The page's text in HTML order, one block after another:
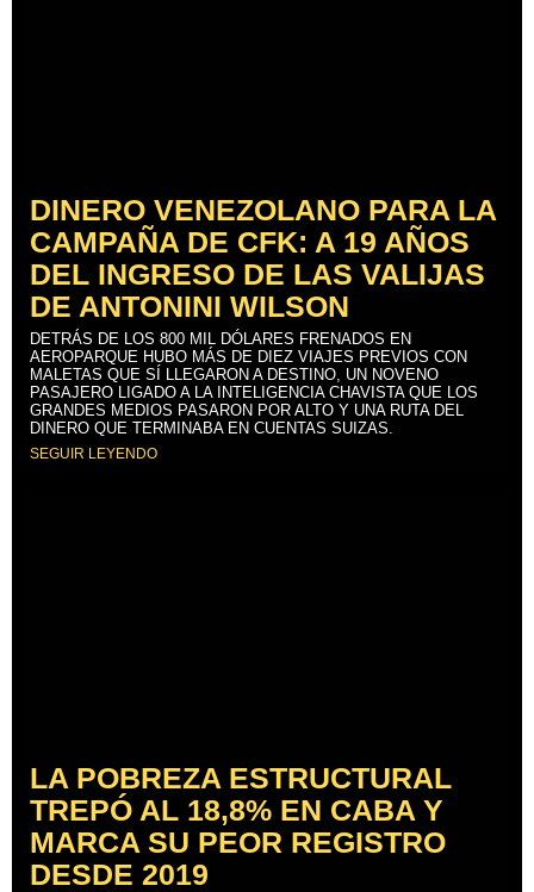
DINERO VENEZOLANO PARA LA
CAMPAÑA DE CFK: A 19 AÑOS
DEL INGRESO DE LAS VALIJAS
DE ANTONINI WILSON
DETRÁS DE LOS 800 MIL DÓLARES FRENADOS EN
AEROPARQUE HUBO MÁS DE DIEZ VIAJES PREVIOS CON
MALETAS QUE SÍ LLEGARON A DESTINO, UN NOVENO
PASAJERO LIGADO A LA INTELIGENCIA CHAVISTA QUE LOS
GRANDES MEDIOS PASARON POR ALTO Y UNA RUTA DEL
DINERO QUE TERMINABA EN CUENTAS SUIZAS.
SEGUIR LEYENDO
LA POBREZA ESTRUCTURAL
TREPÓ AL 18,8% EN CABA Y
MARCA SU PEOR REGISTRO
DESDE 2019